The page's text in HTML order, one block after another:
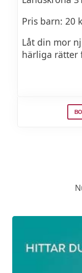
​Pris barn: 20
Låt din mor
härliga rätter